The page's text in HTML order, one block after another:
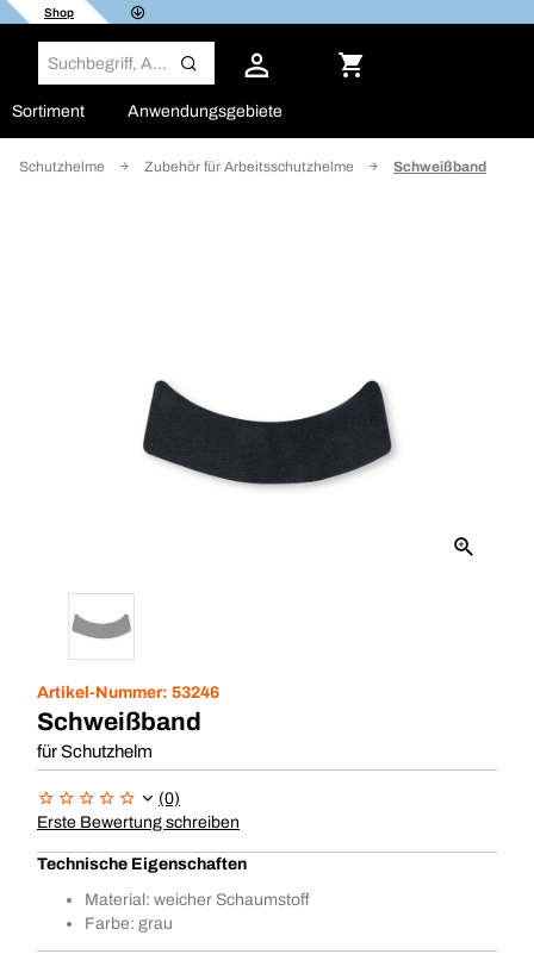
Shop
Sortiment Anwendungsgebiete
Schutzhelme Zubehör für Arbeitsschutzhelme Schweißband
Artikel-Nummer: 53246
Schweißband
für Schutzhelm
(0)
Erste Bewertung schreiben
Technische Eigenschaften
Material: weicher Schaumstoff
Farbe: grau